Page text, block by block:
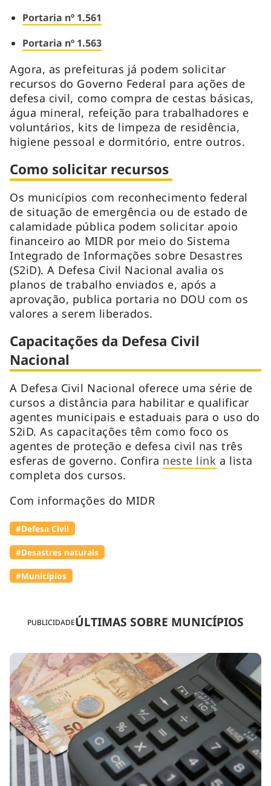
PUBLICIDADEÚLTIMAS SOBRE MUNICÍPIOS
Portaria nº 1.561
Portaria nº 1.563
Agora, as prefeituras já podem solicitar
recursos do Governo Federal para ações de
defesa civil, como compra de cestas básicas,
água mineral, refeição para trabalhadores e
voluntários, kits de limpeza de residência,
higiene pessoal e dormitório, entre outros.
Como solicitar recursos
Os municípios com reconhecimento federal
de situação de emergência ou de estado de
calamidade pública podem solicitar apoio
financeiro ao MIDR por meio do Sistema
Integrado de Informações sobre Desastres
(S2iD). A Defesa Civil Nacional avalia os
planos de trabalho enviados e, após a
aprovação, publica portaria no DOU com os
valores a serem liberados.
Capacitações da Defesa Civil
Nacional
A Defesa Civil Nacional oferece uma série de
cursos a distância para habilitar e qualificar
agentes municipais e estaduais para o uso do
S2iD. As capacitações têm como foco os
agentes de proteção e defesa civil nas três
esferas de governo. Confira neste link a lista
completa dos cursos.
Com informações do MIDR
#Defesa Civil
#Desastres naturais
#Municípios